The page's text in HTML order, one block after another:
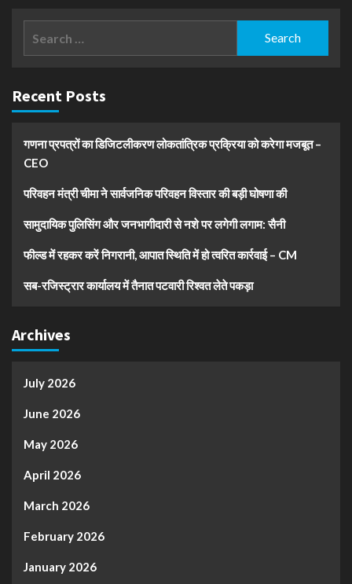
Recent Posts
गणना प्रपत्रों का डिजिटलीकरण लोकतांत्रिक प्रक्रिया को करेगा मजबूत –
CEO
परिवहन मंत्री चीमा ने सार्वजनिक परिवहन विस्तार की बड़ी घोषणा की
सामुदायिक पुलिसिंग और जनभागीदारी से नशे पर लगेगी लगाम: सैनी
फील्ड में रहकर करें निगरानी, आपात स्थिति में हो त्वरित कार्रवाई – CM
सब-रजिस्ट्रार कार्यालय में तैनात पटवारी रिश्वत लेते पकड़ा
Archives
July 2026
June 2026
May 2026
April 2026
March 2026
February 2026
January 2026